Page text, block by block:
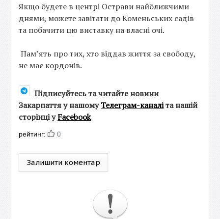
Якщо будете в центрі Острави найближчими
днями, можете завітати до Коменьських садів
та побачити цю виставку на власні очі.
Пам’ять про тих, хто віддав життя за свободу,
не має кордонів.
Підписуйтесь та читайте новини
Закарпаття у нашомуТелеграм-каналіта нашій
сторінці уFacebook
рейтинг: 0
Залишити коментар